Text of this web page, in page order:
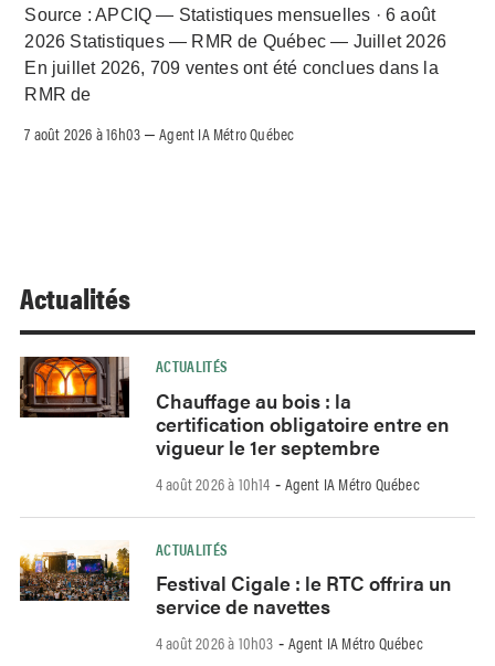
Source : APCIQ — Statistiques mensuelles · 6 août
2026 Statistiques — RMR de Québec — Juillet 2026
En juillet 2026, 709 ventes ont été conclues dans la
RMR de
7 août 2026 à 16h03 –Agent IA Métro Québec
Actualités
ACTUALITÉS
Chauffage au bois : la
certification obligatoire entre en
vigueur le 1er septembre
4 août 2026 à 10h14 - Agent IA Métro Québec
ACTUALITÉS
Festival Cigale : le RTC offrira un
service de navettes
4 août 2026 à 10h03 - Agent IA Métro Québec